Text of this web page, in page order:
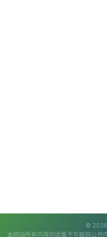
© 2026
本网站所有内容均收集于互联网公开